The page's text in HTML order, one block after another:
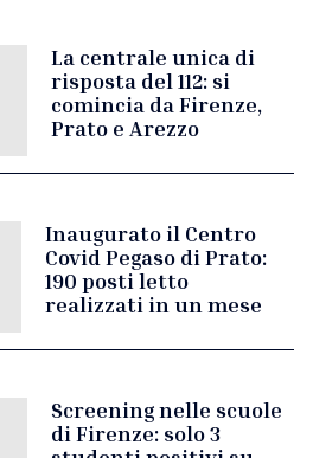
La centrale unica di
risposta del 112: si
comincia da Firenze,
Prato e Arezzo
Inaugurato il Centro
Covid Pegaso di Prato:
190 posti letto
realizzati in un mese
Screening nelle scuole
di Firenze: solo 3